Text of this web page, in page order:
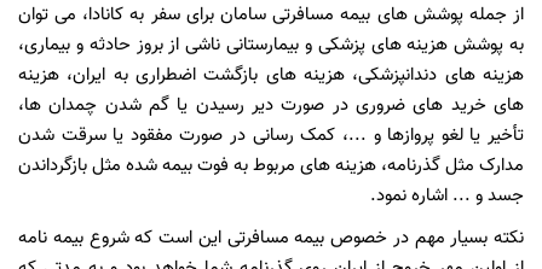
از جمله پوشش های بیمه مسافرتی سامان برای سفر به کانادا، می توان
به پوشش هزینه های پزشکی و بیمارستانی ناشی از بروز حادثه و بیماری،
هزینه های دندانپزشکی، هزینه های بازگشت اضطراری به ایران، هزینه
های خرید های ضروری در صورت دیر رسیدن یا گم شدن چمدان ها،
تأخیر یا لغو پروازها و ...، کمک رسانی در صورت مفقود یا سرقت شدن
مدارک مثل گذرنامه، هزینه های مربوط به فوت بیمه شده مثل بازگرداندن
جسد و ... اشاره نمود.
نکته بسیار مهم در خصوص بیمه مسافرتی این است که شروع بیمه نامه